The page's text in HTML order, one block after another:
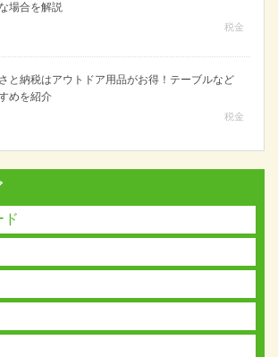
場合を解説
税金
と納税はアウトドア用品がお得！テーブルなど
めを紹介
税金
ド